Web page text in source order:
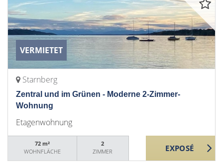
VERMIETET
Starnberg
Zentral und im Grünen - Moderne 2-Zimmer-
Wohnung
Etagenwohnung
72 m²
WOHNFLÄCHE
2
ZIMMER